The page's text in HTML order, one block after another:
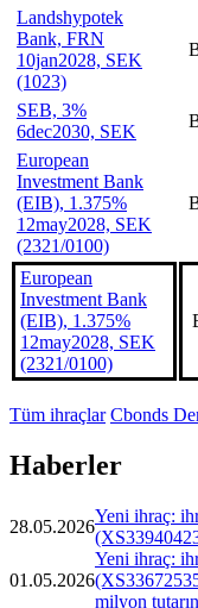
Landshypotek
Bank, FRN
10jan2028, SEK
(1023)
SEB, 3%
6dec2030, SEK
European
Investment Bank
(EIB), 1.375%
12may2028, SEK
(2321/0100)
European
Investment Bank
(EIB), 1.375%
12may2028, SEK
(2321/0100)
Tüm ihraçlar Cbonds
Haberler
28.05.2026
Yeni ihraç:
01.05.2026
Yeni ihraç:
milyon